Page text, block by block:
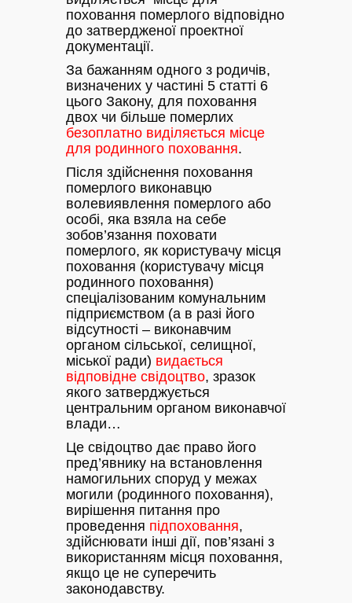
поховання померлого відповідно
до затвердженої проектної
документації.
За бажанням одного з родичів,
визначених у частині 5 статті 6
цього Закону, для поховання
двох чи більше померлих
безоплатно виділяється місце
для родинного поховання.
Після здійснення поховання
померлого виконавцю
волевиявлення померлого або
особі, яка взяла на себе
зобов’язання поховати
померлого, як користувачу місця
поховання (користувачу місця
родинного поховання)
спеціалізованим комунальним
підприємством (а в разі його
відсутності – виконавчим
органом сільської, селищної,
міської ради) видається
відповідне свідоцтво, зразок
якого затверджується
центральним органом виконавчої
влади…
Це свідоцтво дає право його
пред’явнику на встановлення
намогильних споруд у межах
могили (родинного поховання),
вирішення питання про
проведення підпоховання,
здійснювати інші дії, пов’язані з
використанням місця поховання,
якщо це не суперечить
законодавству.